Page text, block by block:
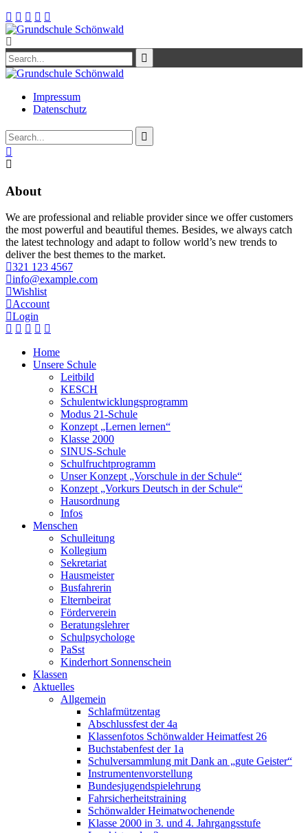
Impressum
Datenschutz
About
We are professional and reliable provider since we offer customers
the most powerful and beautiful themes. Besides, we always catch
the latest technology and adapt to follow world’s new trends to
deliver the best themes to the market.
321 123 4567
info@example.com
Wishlist
Account
Login
Home
Unsere Schule
Leitbild
KESCH
Schulentwicklungsprogramm
Modus 21-Schule
Konzept „Lernen lernen“
Klasse 2000
SINUS-Schule
Schulfruchtprogramm
Unser Konzept „Vorschule in der Schule“
Konzept „Vorkurs Deutsch in der Schule“
Hausordnung
Infos
Menschen
Schulleitung
Kollegium
Sekretariat
Hausmeister
Busfahrerin
Elternbeirat
Förderverein
Beratungslehrer
Schulpsychologe
PaSst
Kinderhort Sonnenschein
Klassen
Aktuelles
Allgemein
Schlafmützentag
Abschlussfest der 4a
Klassenfotos Schönwalder Heimatfest 26
Buchstabenfest der 1a
Schulversammlung mit Dank an „gute Geister“
Instrumentenvorstellung
Bundesjugendspielehrung
Fahrsicherheitstraining
Schönwalder Heimatwochenende
Klasse 2000 in 3. und 4. Jahrgangsstufe